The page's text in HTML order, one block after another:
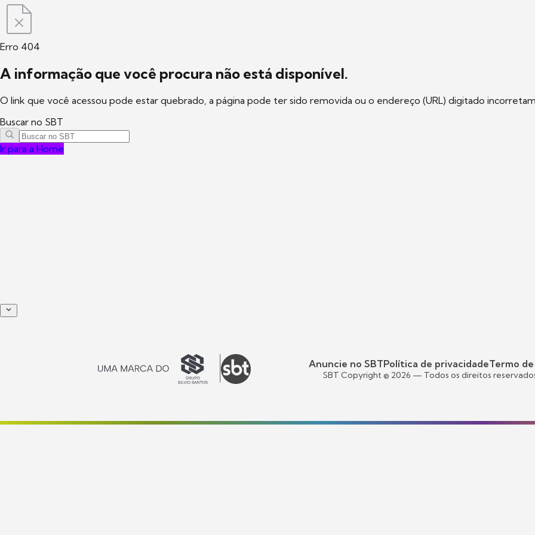
Erro 404
A informação que você procura não está disponível.
O link que você acessou pode estar quebrado, a página pode ter sido removida ou o endereço (URL) digitado
Buscar no SBT
Ir para a Home
Anuncie no SBTPolítica de privacidadeTermo de
SBT Copyright © 2026 — Todos os direitos